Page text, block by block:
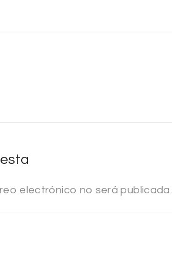
electrónico no será publicada.